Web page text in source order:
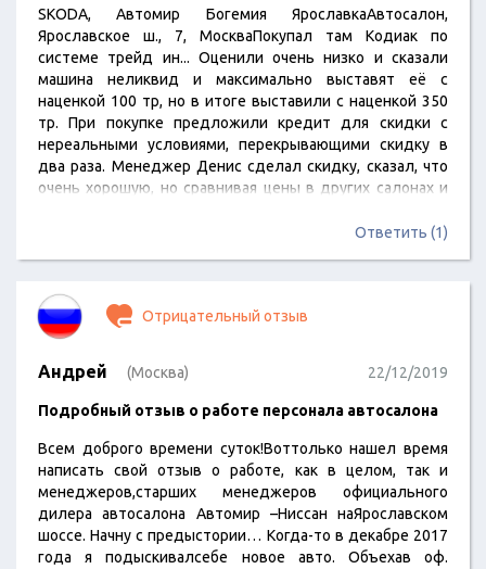
SKODA, Автомир Богемия ЯрославкаАвтосалон,
Ярославское ш., 7, МоскваПокупал там Кодиак по
системе трейд ин... Оценили очень низко и сказали
машина неликвид и максимально выставят её с
наценкой 100 тр, но в итоге выставили с наценкой 350
тр. При покупке предложили кредит для скидки с
нереальными условиями, перекрывающими скидку в
два раза. Менеджер Денис сделал скидку, сказал, что
очень хорошую, но сравнивая цены в других салонах и
Шкода... Думаю скидки плюс минус одинаковые (никто в
итоге вышли из салона около 16), при…
Ответить (1)
Отрицательный отзыв
Андрей (Москва) 22/12/2019
Подробный отзыв о работе персонала автосалона
Всем доброго времени суток!Воттолько нашел время
написать свой отзыв о работе, как в целом, так и
менеджеров,старших менеджеров официального
дилера автосалона Автомир –Ниссан наЯрославском
шоссе. Начну с предыстории… Когда-то в декабре 2017
года я подыскивалсебе новое авто. Объехав оф.